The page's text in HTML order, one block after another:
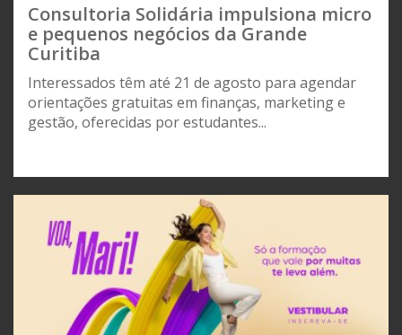
Consultoria Solidária impulsiona micro
e pequenos negócios da Grande
Curitiba
Interessados têm até 21 de agosto para agendar
orientações gratuitas em finanças, marketing e
gestão, oferecidas por estudantes...